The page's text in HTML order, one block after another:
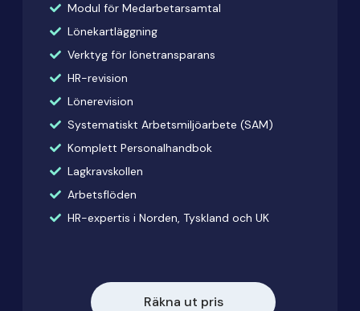
Modul för Medarbetarsamtal
Lönekartläggning
Verktyg för lönetransparans
HR-revision
Lönerevision
Systematiskt Arbetsmiljöarbete (SAM)
Komplett Personalhandbok
Lagkravskollen
Arbetsflöden
HR-expertis i Norden, Tyskland och UK
Räkna ut pris